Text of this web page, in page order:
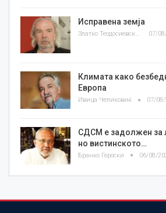
Исправена земја
Златко Теодосиевски 07/
Климата како
Европа
Ивица Челиковиќ 07/
СДСМ е задолжен за
но вистинското…
Бранко Героски 06/08/